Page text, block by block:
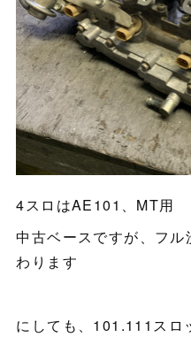
4スロはAE101、MT用
中古ベースですが、フ
わります
にしても、101.111スロ